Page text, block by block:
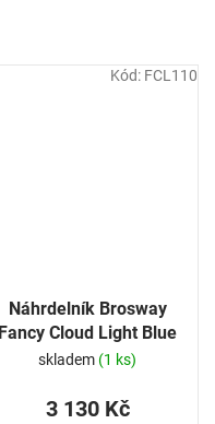
Náhrdelník Brosway
Fancy Cloud Light Blue
FCL110- 1 Ks
skladem (1 ks)
3 130 Kč
Kód: FCL110